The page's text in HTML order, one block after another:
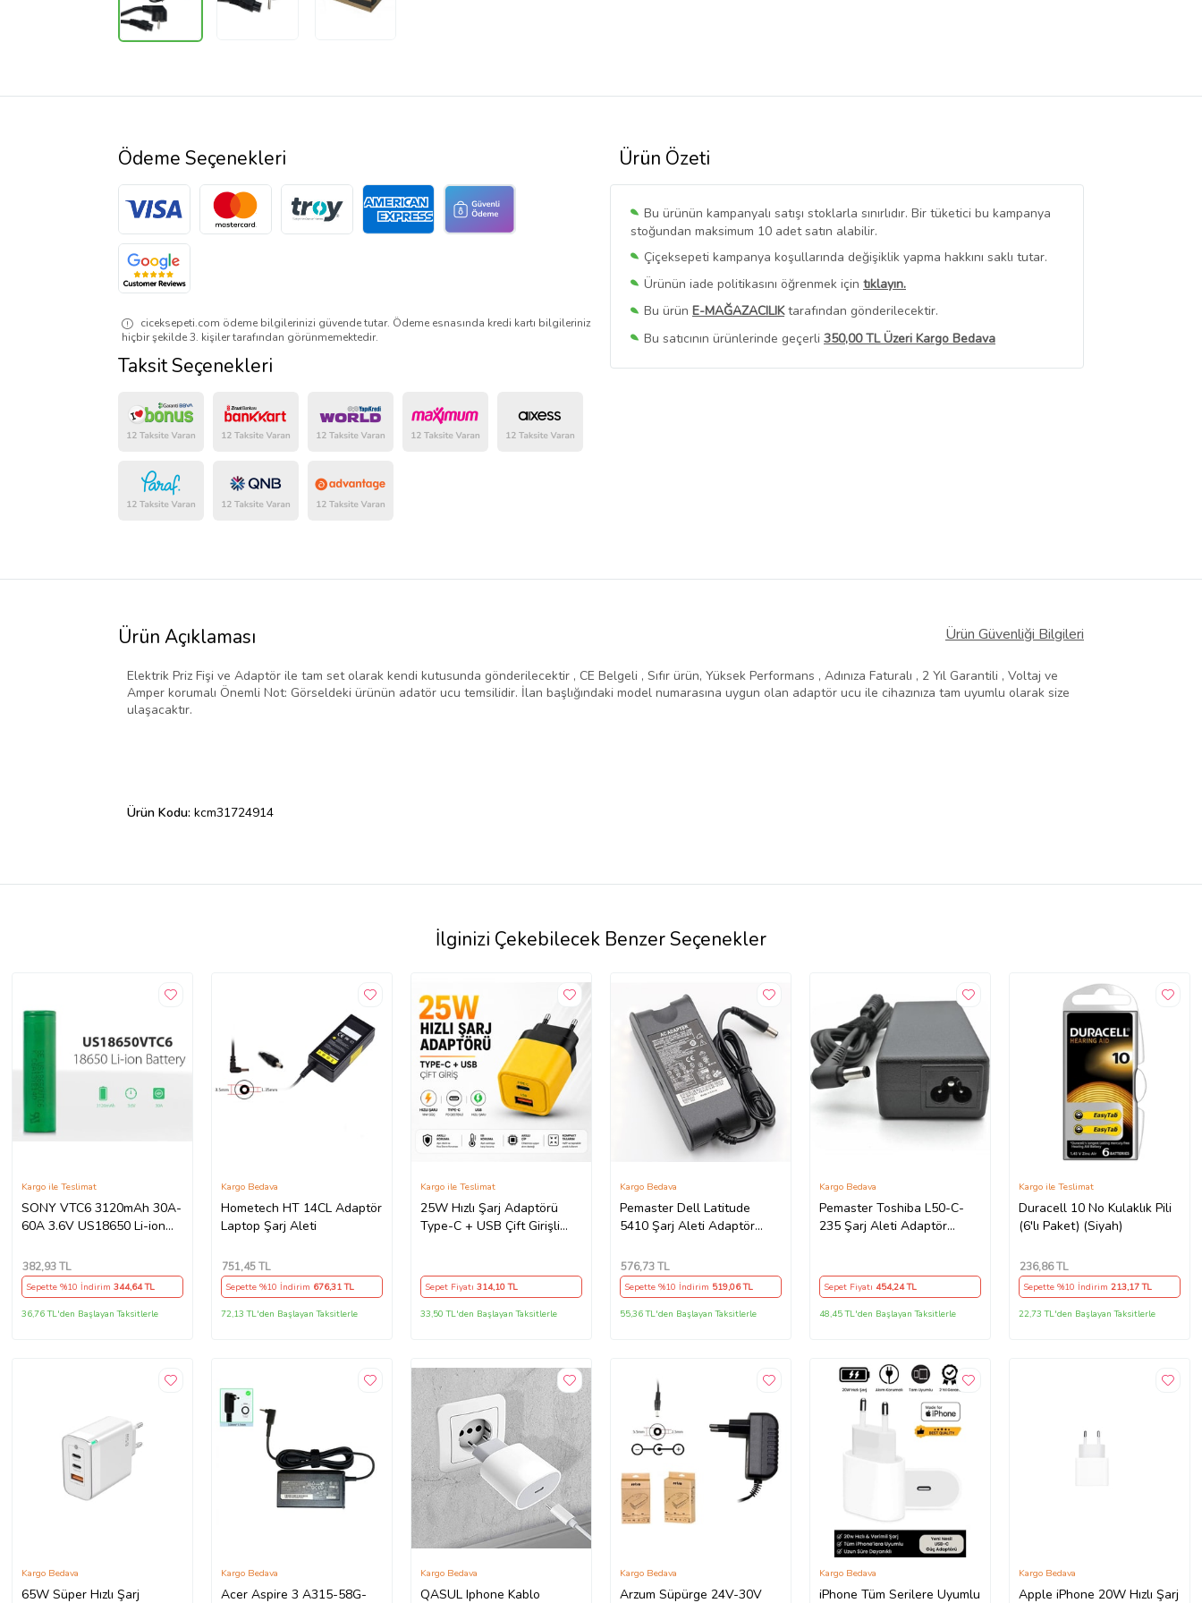
Ürün Özeti
Bu ürünün kampanyalı satışı stoklarla sınırlıdır. Bir tüketici bu kampanya
stoğundan maksimum 10 adet satın alabilir.
Çiçeksepeti kampanya koşullarında değişiklik yapma hakkını saklı tutar.
Ürünün iade politikasını öğrenmek için tıklayın.
Bu ürün E-MAĞAZACILIKtarafından gönderilecektir.
Bu satıcının ürünlerinde geçerli 350,00 TL Üzeri Kargo Bedava
Bu SatıcınınTüm Ürünlerini Görüntüle
Ödeme Seçenekleri
ciceksepeti.com ödeme bilgilerinizi güvende tutar. Ödeme esnasında kredi kartı bilgileriniz
hiçbir şekilde 3. kişiler tarafından görünmemektedir.
Taksit Seçenekleri
Ürün Açıklaması Ürün Güvenliği Bilgileri
Elektrik Priz Fişi ve Adaptör ile tam set olarak kendi kutusunda gönderilecektir , CE Belgeli , Sıfır ürün, Yüksek Performans , Adınıza Faturalı , 2 Yıl Garantili , Voltaj ve
Amper korumalı Önemli Not: Görseldeki ürünün adatör ucu temsilidir. İlan başlığındaki model numarasına uygun olan adaptör ucu ile cihazınıza tam uyumlu olarak size
ulaşacaktır.
Ürün Kodu: kcm31724914
İlginizi Çekebilecek Benzer Seçenekler
SONY VTC6 3120mAh 30A-
60A 3.6V US18650 Li-ion
Kargo ile Teslimat
382,93 TL
Sepette %10 İndirim 344,64 TL
36,76 TL'den Başlayan Taksitlerle
Hometech HT 14CL Adaptör
Laptop Şarj Aleti
Kargo Bedava
751,45 TL
Sepette %10 İndirim 676,31 TL
72,13 TL'den Başlayan Taksitlerle
25W Hızlı Şarj Adaptörü
Type-C + USB Çift Girişli
Kargo ile Teslimat
Sepet Fiyatı 314,10 TL
33,50 TL'den Başlayan Taksitlerle
Pemaster Dell Latitude
5410 Şarj Aleti Adaptör
Kargo Bedava
576,73 TL
Sepette %10 İndirim 519,06 TL
55,36 TL'den Başlayan Taksitlerle
Pemaster Toshiba L50-C-
235 Şarj Aleti Adaptör
Kargo Bedava
Sepet Fiyatı 454,24 TL
48,45 TL'den Başlayan Taksitlerle
Duracell 10 No Kulaklık Pili
(6'lı Paket) (Siyah)
Kargo ile Teslimat
236,86 TL
Sepette %10 İndirim213,17 TL
22,73 TL'den Başlayan Taksitlerle
65W Süper Hızlı Şarj
Kargo Bedava
Acer Aspire 3 A315-58G-
Kargo Bedava
QASUL Iphone Kablo
Kargo Bedava
Arzum Süpürge 24V-30V
Kargo Bedava
iPhone Tüm Serilere Uyumlu
Kargo Bedava
Apple iPhone 20W Hızlı Şarj
Kargo Bedava